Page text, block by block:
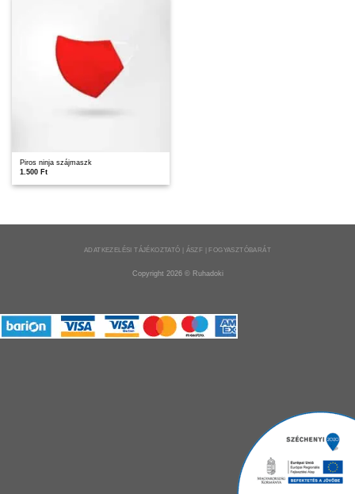
Piros ninja szájmaszk
1.500 Ft
ADATKEZELÉSI TÁJÉKOZTATÓ | ÁSZF | FOGYASZTÓBARÁT
Copyright 2026 © Ruhadoki